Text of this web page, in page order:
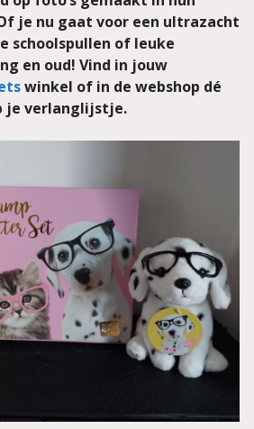
je nu gaat voor een ultrazacht
schoolspullen of leuke
en oud! Vind in jouw
winkel of in de webshop dé
je verlanglijstje.